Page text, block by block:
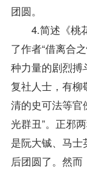
团圆。
4.简述《桃花
了作者“借离合
种力量的剧烈搏
复社人士，有柳
清的史可法等官
光群丑”。正邪
是阮大铖、马
后团圆了。然